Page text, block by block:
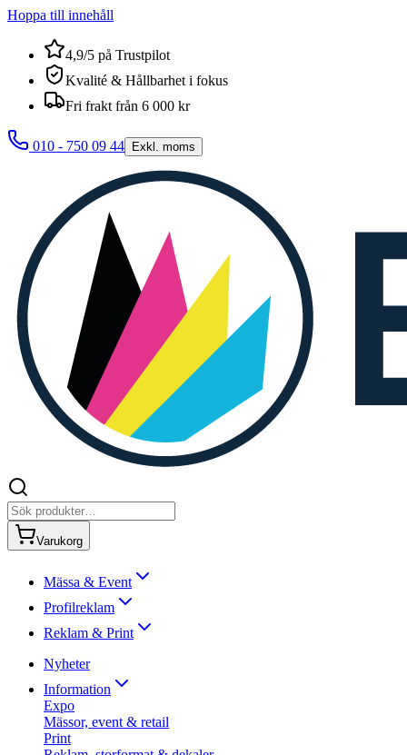
Hoppa till innehåll
4,9/5 på Trustpilot
Kvalité & Hållbarhet i fokus
Fri frakt från 6 000 kr
010 - 750 09 44 Exkl. moms
Varukorg
Mässa & Event
Profilreklam
Reklam & Print
Nyheter
Information
Expo
Mässor, event & retail
Print